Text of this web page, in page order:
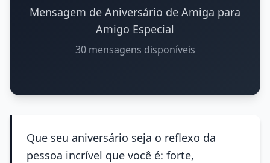
Mensagem de Aniversário de Amiga para
Amigo Especial
30 mensagens disponíveis
Que seu aniversário seja o reflexo da
pessoa incrível que você é: forte,